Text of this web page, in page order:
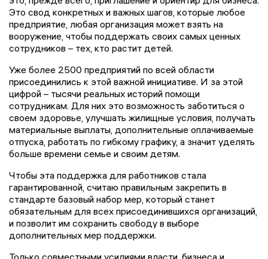
Это свод конкретных и важных шагов, которые любое
предприятие, любая организация может взять на
вооружение, чтобы поддержать своих самых ценных
сотрудников – тех, кто растит детей.
Уже более 2500 предприятий по всей области
присоединились к этой важной инициативе. И за этой
цифрой – тысячи реальных историй помощи
сотрудникам. Для них это возможность заботиться о
своем здоровье, улучшать жилищные условия, получать
материальные выплаты, дополнительные оплачиваемые
отпуска, работать по гибкому графику, а значит уделять
больше времени семье и своим детям.
Чтобы эта поддержка для работников стала
гарантированной, считаю правильным закрепить в
стандарте базовый набор мер, который станет
обязательным для всех присоединившихся организаций,
и позволит им сохранить свободу в выборе
дополнительных мер поддержки.